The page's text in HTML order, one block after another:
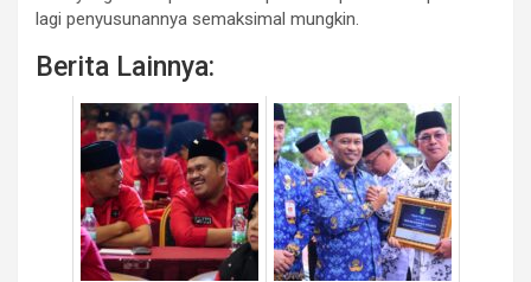
lagi penyusunannya semaksimal mungkin.
Berita Lainnya: